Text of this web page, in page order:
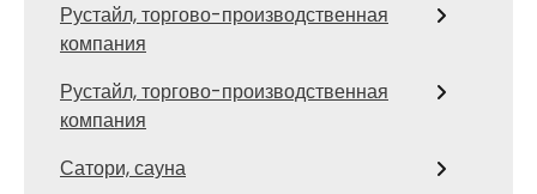
Рустайл, торгово-производственная
компания
Рустайл, торгово-производственная
компания
Сатори, сауна